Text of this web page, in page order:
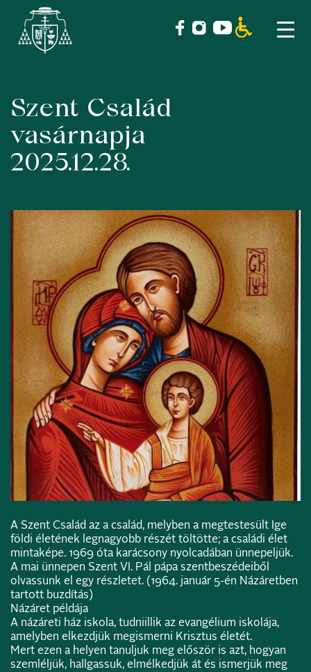
SkipSzent Család
vasárnapja
2025.12.28.
A Szent Család az a család, melyben a megtestesült Ige
földi életének legnagyobb részét töltötte; a családi élet
mintaképe. 1969 óta karácsony nyolcadában ünnepeljük.
A mai ünnepen Szent VI. Pál pápa szentbeszédeiből
olvassunk el egy részletet. (1964. január 5-én Názáretben
tartott buzdítás)
Názáret példája
A názáreti ház iskola, tudniillik az evangélium iskolája,
amelyben elkezdjük megismerni Krisztus életét.
Mert ezen a helyen tanuljuk meg először is azt, hogyan
szemléljük, hallgassuk, elmélkedjük át és ismerjük meg